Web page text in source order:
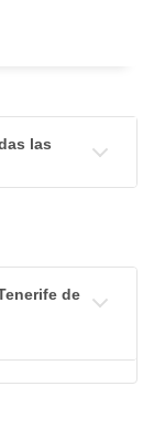
las
de